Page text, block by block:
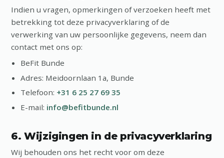
Indien u vragen, opmerkingen of verzoeken heeft met
betrekking tot deze privacyverklaring of de
verwerking van uw persoonlijke gegevens, neem dan
contact met ons op:
BeFit Bunde
Adres: Meidoornlaan 1a, Bunde
Telefoon: +31 6 25 27 69 35
E-mail: info@befitbunde.nl
6. Wijzigingen in de privacyverklaring
Wij behouden ons het recht voor om deze